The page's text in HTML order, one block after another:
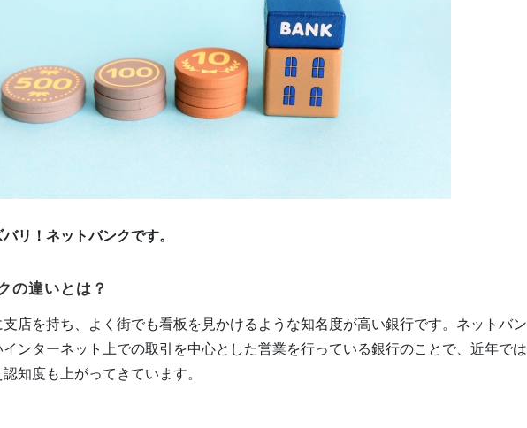
リ！ネットバンクです。
の違いとは？
店を持ち、よく街でも看板を見かけるような知名度が高い銀行です。ネットバン
ンターネット上での取引を中心とした営業を行っている銀行のことで、近年では
知度も上がってきています。